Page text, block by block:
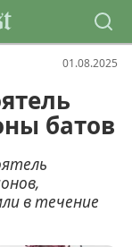
01.08.2025
батов
в течение